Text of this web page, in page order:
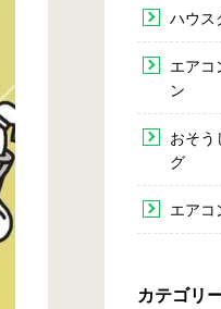
ハウ
エア
ン
おそ
グ
エア
カテゴリ